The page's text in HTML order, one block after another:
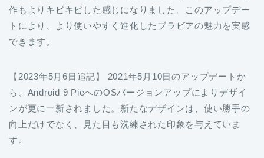
作もよりキビキビした感じになりました。このアップデー
トにより、より使いやすく進化したブラビアの魅力を実感
できます。
【2023年5月6日追記】 2021年5月10日のアップデートか
ら、Android 9 PieへのOSバージョンアップによりデザイ
ンが更に一新されました。新たなデザインは、使い勝手の
向上だけでなく、見た目も洗練された印象を与えていま
す。